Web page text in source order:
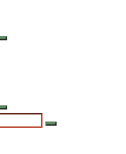
Suchen …
Suchen …
Suchen …